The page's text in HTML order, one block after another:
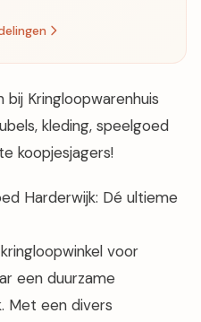
Kringloopwarenhuis
kleding, speelgoed
koopjesjagers!
Harderwijk: Dé ultieme
voor
een duurzame
Met een divers